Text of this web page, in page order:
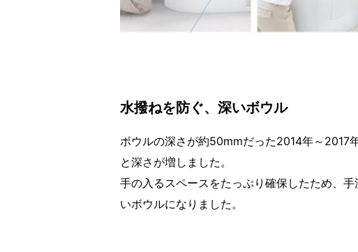
水撥ねを防ぐ、深いボウル
ボウルの深さが約50mmだった2014年～2017
と深さが増しました。
手の入るスペースをたっぷり確保したため、
いボウルになりました。